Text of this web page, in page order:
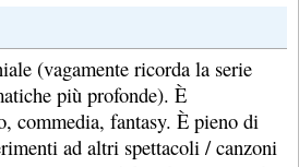
(vagamente ricorda la serie
più profonde). È
commedia, fantasy. È pieno di
ad altri spettacoli / canzoni